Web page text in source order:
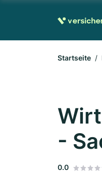
Startseite
-
0.0